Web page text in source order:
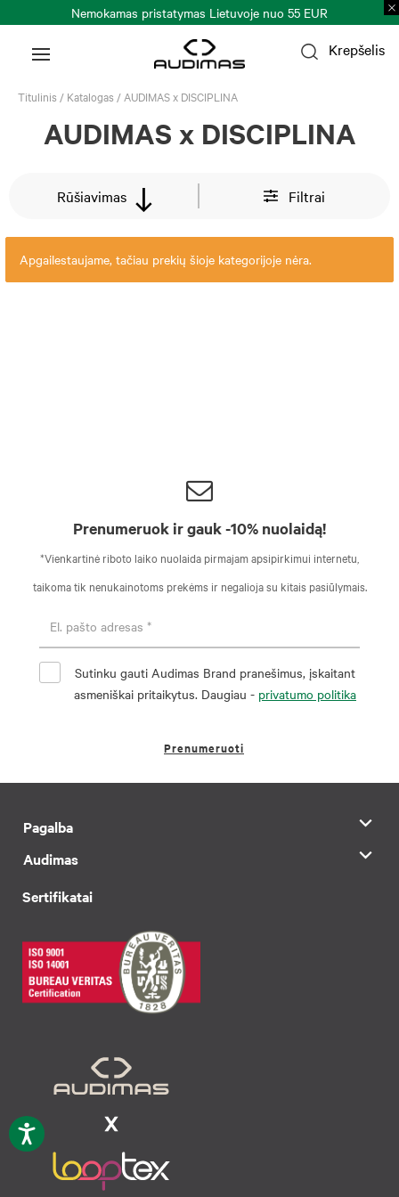
Nemokamas pristatymas Lietuvoje nuo 55 EUR
Krepšelis
Titulinis / Katalogas / AUDIMAS x DISCIPLINA
AUDIMAS x DISCIPLINA
Rūšiavimas Filtrai
Apgailestaujame, tačiau prekių šioje kategorijoje nėra.
Prenumeruok ir gauk -10% nuolaidą!
*Vienkartinė riboto laiko nuolaida pirmajam apsipirkimui internetu,
taikoma tik nenukainotoms prekėms ir negalioja su kitais pasiūlymais.
Sutinku gauti Audimas Brand pranešimus, įskaitant
asmeniškai pritaikytus. Daugiau - privatumo politika
Prenumeruoti
Pagalba
Audimas
Sertifikatai